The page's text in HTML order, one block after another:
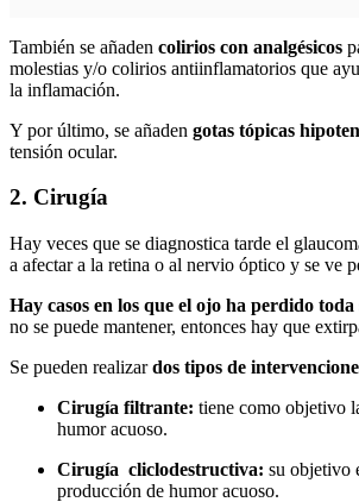
También se añaden colirios con analgésicos
molestias y/o colirios antiinflamatorios que
la inflamación.
Y por último, se añaden gotas tópicas
tensión ocular.
2. Cirugía
Hay veces que se diagnostica tarde el
a afectar a la retina o al nervio óptico y se ve
Hay casos en los que el ojo ha perdido
no se puede mantener, entonces hay que
Se pueden realizardos tipos de
Cirugía filtrante: tiene como objetivo
humor acuoso.
Cirugía cliclodestructiva: su objetivo
producción de humor acuoso.